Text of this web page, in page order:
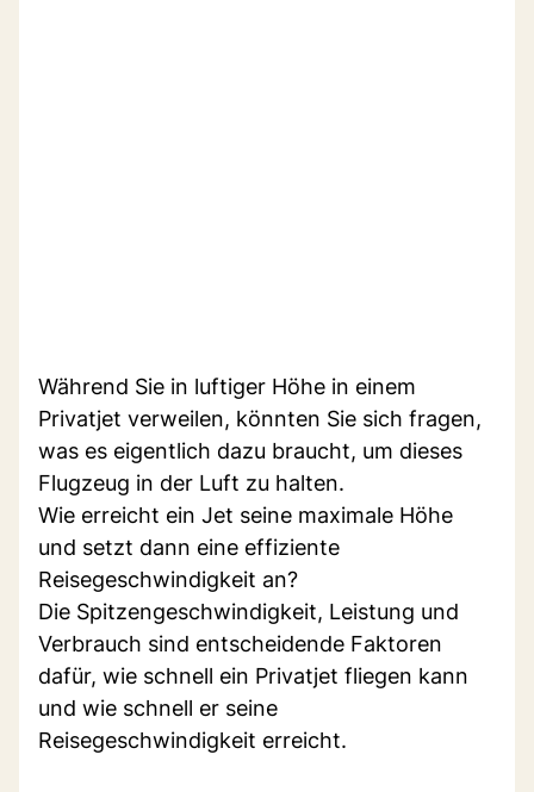
Während Sie in luftiger Höhe in einem
Privatjet verweilen, könnten Sie sich fragen,
was es eigentlich dazu braucht, um dieses
Flugzeug in der Luft zu halten.
Wie erreicht ein Jet seine maximale Höhe
und setzt dann eine effiziente
Reisegeschwindigkeit an?
Die Spitzengeschwindigkeit, Leistung und
Verbrauch sind entscheidende Faktoren
dafür, wie schnell ein Privatjet fliegen kann
und wie schnell er seine
Reisegeschwindigkeit erreicht.